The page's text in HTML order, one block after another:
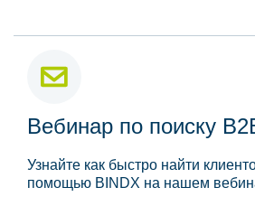
Вебинар по поиску
Узнайте как быстро найти
помощью BINDX на нашем